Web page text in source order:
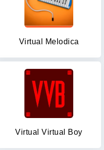
Virtual Melodica
Virtual Virtual Boy